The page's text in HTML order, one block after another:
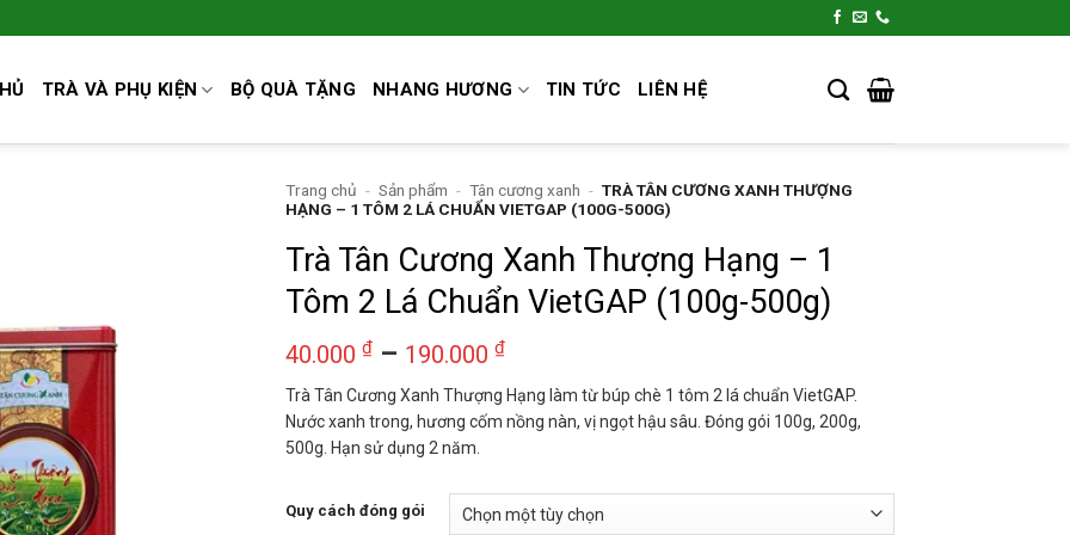
TRÀ VÀ PHỤ KIỆN BỘ QUÀ TẶNG NHANG HƯƠNG TIN TỨC LIÊN HỆ
Trang chủ - Sản phẩm - Tân cương xanh - TRÀ TÂN CƯƠNG XANH THƯỢNG
HẠNG – 1 TÔM 2 LÁ CHUẨN VIETGAP (100G-500G)
Trà Tân Cương Xanh Thượng Hạng – 1
Tôm 2 Lá Chuẩn VietGAP (100g-500g)
40.000 ₫ – 190.000 ₫Khoảng
giá:
từ
40.000 ₫
190.000 ₫
Trà Tân Cương Xanh Thượng Hạng làm từ búp chè 1 tôm 2 lá chuẩn VietGAP.
Nước xanh trong, hương cốm nồng nàn, vị ngọt hậu sâu. Đóng gói 100g, 200g,
500g. Hạn sử dụng 2 năm.
Quy cách đóng gói